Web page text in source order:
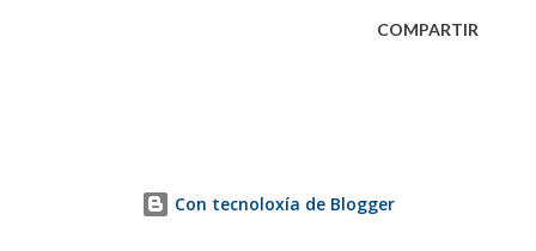
COMPARTIR
Con tecnoloxía de Blogger